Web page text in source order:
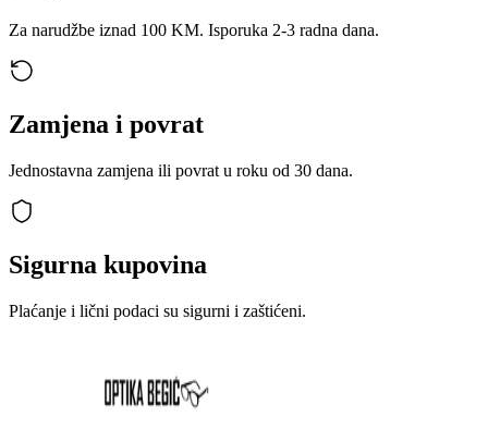
Za narudžbe iznad 100 KM. Isporuka 2-3 radna dana.
Zamjena i povrat
Jednostavna zamjena ili povrat u roku od 30 dana.
Sigurna kupovina
Plaćanje i lični podaci su sigurni i zaštićeni.